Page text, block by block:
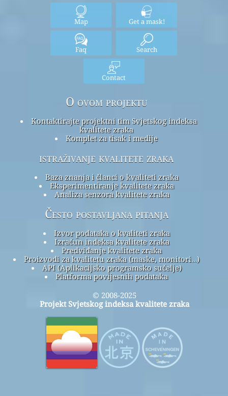
Map Get a mask!
Faq Search
Contact
O ovom projektu
Kontaktirajte projektni tim Svjetskog indeksa
kvalitete zraka
Komplet za tisak i medije
istraživanje kvalitete zraka
Baza znanja i članci o kvaliteti zraka
Eksperimentiranje kvalitete zraka
Analiza senzora kvalitete zraka
Često postavljana pitanja
Izvor podataka o kvaliteti zraka
Izračun indeksa kvalitete zraka
Predviđanje kvalitete zraka
Proizvodi za kvalitetu zraka (maske, monitori…)
API (Aplikacijsko programsko sučelje)
Platforma povijesnih podataka
© 2008-2025
Projekt Svjetskog indeksa kvalitete zraka